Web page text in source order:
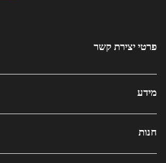
פרטי יצירת קשר
מידע
חנות